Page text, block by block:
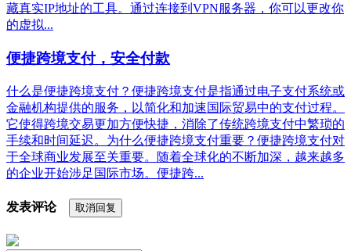
藏真实IP地址的工具。通过连接到VPN服务器，你可以更改你
的虚拟...
便捷跨境支付，安全付款
什么是便捷跨境支付？便捷跨境支付是指通过电子支付系统或
金融机构提供的服务，以简化和加速国际贸易中的支付过程。
它使得跨境交易更加方便快捷，消除了传统跨境支付中繁琐的
手续和时间延迟。为什么便捷跨境支付重要？便捷跨境支付对
于全球商业发展至关重要。随着全球化的不断加深，越来越多
的企业开始涉足国际市场。便捷跨...
发表评论 取消回复